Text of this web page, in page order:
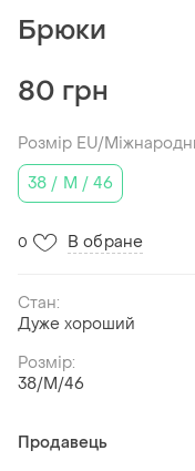
Брюки
80 грн
Розмір EU/
38 / M / 46
0 В обране
Стан:
Дуже хороший
Розмір:
38/M/46
Продавець